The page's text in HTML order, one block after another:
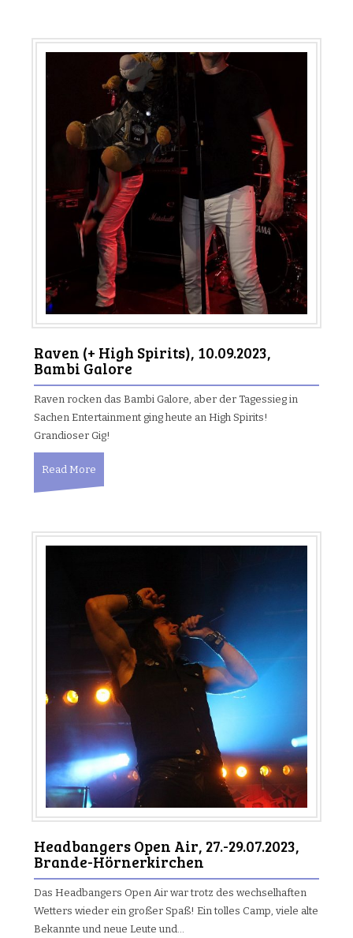
Raven (+ High Spirits), 10.09.2023,
Bambi Galore
Raven rocken das Bambi Galore, aber der Tagessieg in
Sachen Entertainment ging heute an High Spirits!
Grandioser Gig!
Read More
Headbangers Open Air, 27.-29.07.2023,
Brande-Hörnerkirchen
Das Headbangers Open Air war trotz des wechselhaften
Wetters wieder ein großer Spaß! Ein tolles Camp, viele alte
Bekannte und neue Leute und…